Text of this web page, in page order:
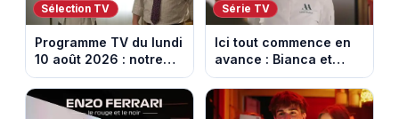
Sélection TV
Programme TV du lundi
10 août 2026 : notre
sélection pour votre
soirée télé
Série TV
Ici tout commence en
avance : Bianca et
Loup s’embrassent.
Episode du 11 août
2026 (spoiler)